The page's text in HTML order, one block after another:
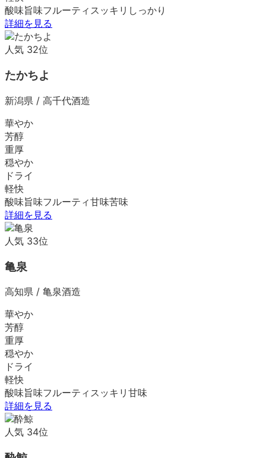
酸味旨味フルーティ スッキリ しっかり
詳細を見る
人気 32位
たかちよ
新潟県 / 高千代酒造
華やか
芳醇
重厚
穏やか
ドライ
軽快
酸味旨味フルーティ甘味苦味
詳細を見る
人気 33位
亀泉
高知県 / 亀泉酒造
華やか
芳醇
重厚
穏やか
ドライ
軽快
酸味旨味フルーティ スッキリ 甘味
詳細を見る
人気 34位